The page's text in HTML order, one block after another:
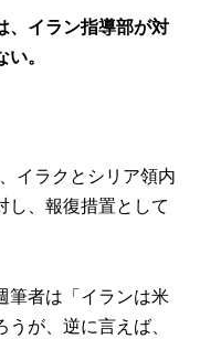
、イラン指導部が対
。
イラクとシリア領内
し、報復措置として
筆者は「イランは米
が、逆に言えば、